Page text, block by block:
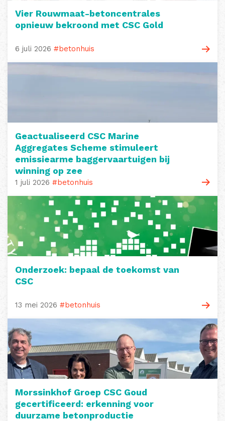
Vier Rouwmaat-betoncentrales
opnieuw bekroond met CSC Gold
6 juli 2026 #betonhuis
Geactualiseerd CSC Marine
Aggregates Scheme stimuleert
emissiearme baggervaartuigen bij
winning op zee
1 juli 2026 #betonhuis
Onderzoek: bepaal de toekomst van
CSC
13 mei 2026 #betonhuis
Morssinkhof Groep CSC Goud
gecertificeerd: erkenning voor
duurzame betonproductie